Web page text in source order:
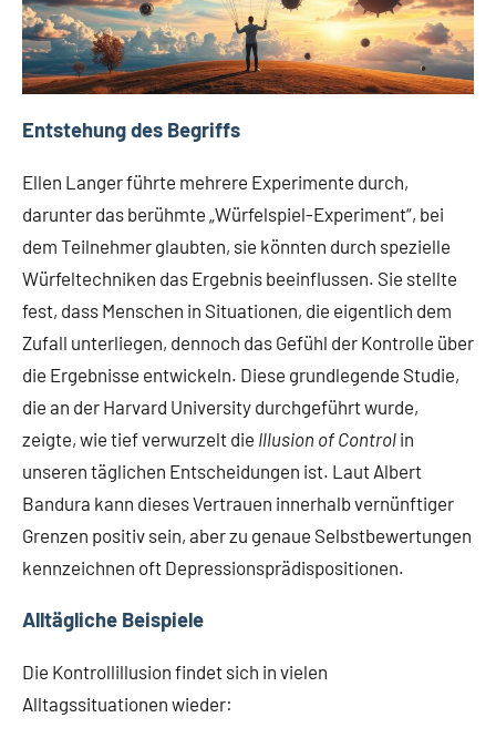
Entstehung des Begriffs
Ellen Langer führte mehrere Experimente durch,
darunter das berühmte „Würfelspiel-Experiment“, bei
dem Teilnehmer glaubten, sie könnten durch spezielle
Würfeltechniken das Ergebnis beeinflussen. Sie stellte
fest, dass Menschen in Situationen, die eigentlich dem
Zufall unterliegen, dennoch das Gefühl der Kontrolle über
die Ergebnisse entwickeln. Diese grundlegende Studie,
die an der Harvard University durchgeführt wurde,
zeigte, wie tief verwurzelt die Illusion of Control in
unseren täglichen Entscheidungen ist. Laut Albert
Bandura kann dieses Vertrauen innerhalb vernünftiger
Grenzen positiv sein, aber zu genaue Selbstbewertungen
kennzeichnen oft Depressionsprädispositionen.
Alltägliche Beispiele
Die Kontrollillusion findet sich in vielen
Alltagssituationen wieder: